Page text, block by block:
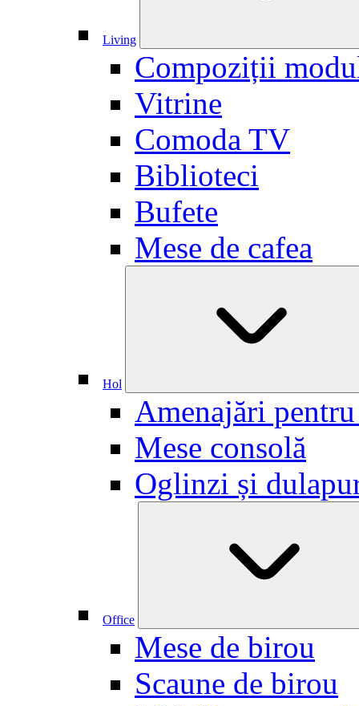
Living
Compoziții
Vitrine
Comoda TV
Biblioteci
Bufete
Mese de cafea
Hol
Amenajări
Mese consolă
Oglinzi și
Office
Mese de birou
Scaune de birou